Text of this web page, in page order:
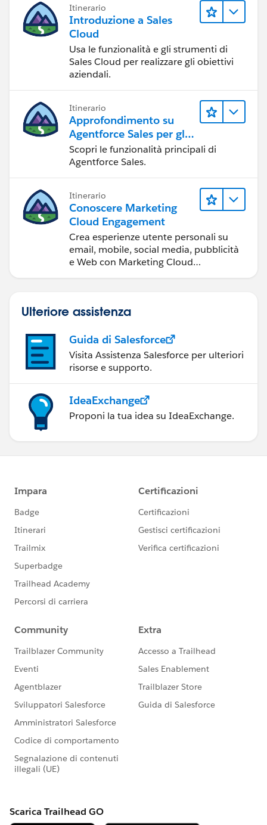
Itinerario
Introduzione a Sales
Cloud
Usa le funzionalità e gli strumenti di
Sales Cloud per realizzare gli obiettivi
aziendali.
Itinerario
Approfondimento su
Agentforce Sales per gli
amministratori
Scopri le funzionalità principali di
Agentforce Sales.
Itinerario
Conoscere Marketing
Cloud Engagement
Crea esperienze utente personali su
email, mobile, social media, pubblicità
e Web con Marketing Cloud
Ulteriore assistenza
Guida di Salesforce
Visita Assistenza Salesforce per ulteriori
risorse e supporto.
IdeaExchange
Proponi la tua idea su IdeaExchange.